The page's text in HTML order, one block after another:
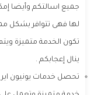
جميع اسالتكم وأيضا
لها فهى تتوافر بشكل
تكون الخدمة متميزة
ينال إعجابكم .
تحصل خدمات يونيون اير